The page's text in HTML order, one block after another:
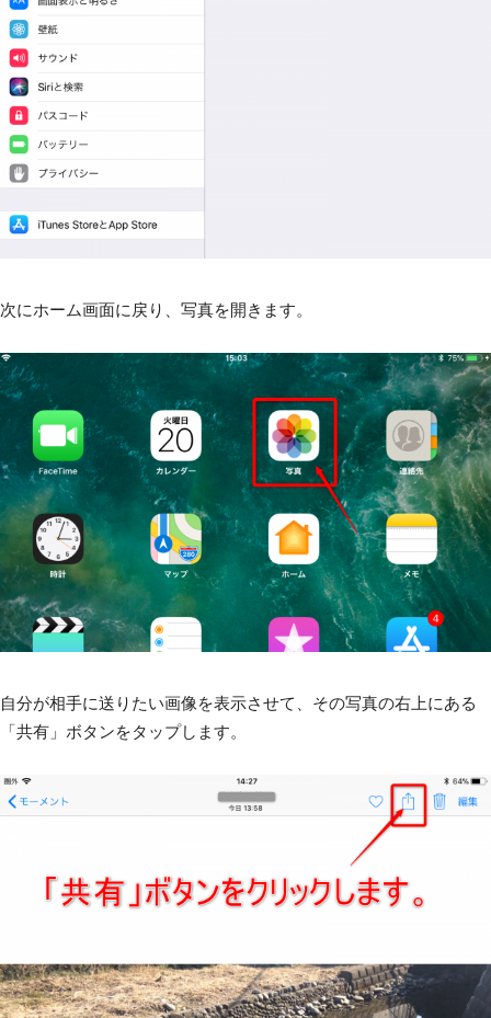
次にホーム画面に戻り、写真を開きます。
自分が相手に送りたい画像を表示させて、その写真の右上にある
「共有」ボタンをタップします。